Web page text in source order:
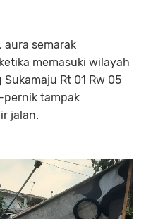
aura semarak
memasuki wilayah
Rt 01 Rw 05
pernik tampak
jalan.